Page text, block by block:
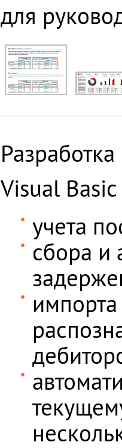
для
Visual
учета
сбора и